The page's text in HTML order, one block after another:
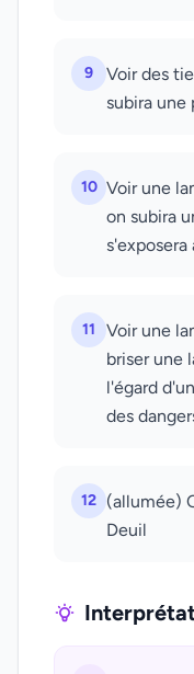
9
Voir des
subira une
10 Voir une
on subira
s'exposera
11
Voir une
briser une
l'égard
des
12 (allumée)
Deuil